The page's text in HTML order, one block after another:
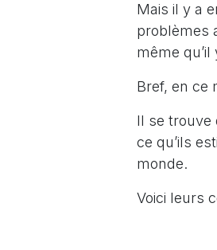
Mais il y a
problèmes
même
Bref, en ce
Il se trouve
ce qu’ils
monde.
Voici leurs